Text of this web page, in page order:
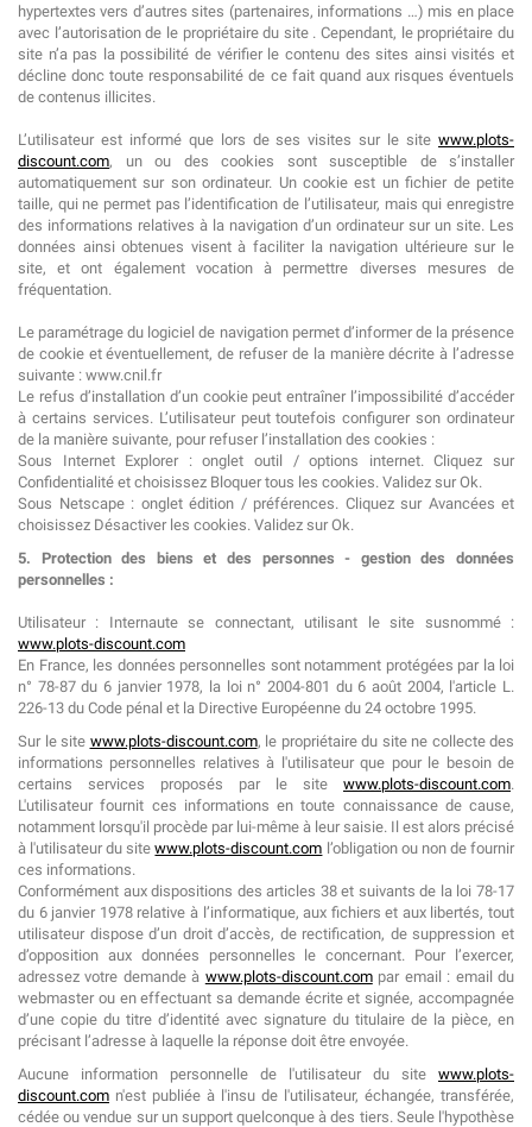
hypertextes vers d’autres sites (partenaires, informations …) mis en place
avec l’autorisation de le propriétaire du site . Cependant, le propriétaire du
site n’a pas la possibilité de vérifier le contenu des sites ainsi visités et
décline donc toute responsabilité de ce fait quand aux risques éventuels
de contenus illicites.
L’utilisateur est informé que lors de ses visites sur le site www.plots-
discount.com, un ou des cookies sont susceptible de s’installer
automatiquement sur son ordinateur. Un cookie est un fichier de petite
taille, qui ne permet pas l’identification de l’utilisateur, mais qui enregistre
des informations relatives à la navigation d’un ordinateur sur un site. Les
données ainsi obtenues visent à faciliter la navigation ultérieure sur le
site, et ont également vocation à permettre diverses mesures de
fréquentation.
Le paramétrage du logiciel de navigation permet d’informer de la présence
de cookie et éventuellement, de refuser de la manière décrite à l’adresse
suivante : www.cnil.fr
Le refus d’installation d’un cookie peut entraîner l’impossibilité d’accéder
à certains services. L’utilisateur peut toutefois configurer son ordinateur
de la manière suivante, pour refuser l’installation des cookies :
Sous Internet Explorer : onglet outil / options internet. Cliquez sur
Confidentialité et choisissez Bloquer tous les cookies. Validez sur Ok.
Sous Netscape : onglet édition / préférences. Cliquez sur Avancées et
choisissez Désactiver les cookies. Validez sur Ok.
5. Protection des biens et des personnes - gestion des données
personnelles :
Utilisateur : Internaute se connectant, utilisant le site susnommé :
www.plots-discount.com
En France, les données personnelles sont notamment protégées par la loi
n° 78-87 du 6 janvier 1978, la loi n° 2004-801 du 6 août 2004, l'article L.
226-13 du Code pénal et la Directive Européenne du 24 octobre 1995.
Sur le site www.plots-discount.com, le propriétaire du site ne collecte des
informations personnelles relatives à l'utilisateur que pour le besoin de
certains services proposés par le site www.plots-discount.com.
L'utilisateur fournit ces informations en toute connaissance de cause,
notamment lorsqu'il procède par lui-même à leur saisie. Il est alors précisé
à l'utilisateur du sitewww.plots-discount.com l’obligation ou non de fournir
ces informations.
Conformément aux dispositions des articles 38 et suivants de la loi 78-17
du 6 janvier 1978 relative à l’informatique, aux fichiers et aux libertés, tout
utilisateur dispose d’un droit d’accès, de rectification, de suppression et
d’opposition aux données personnelles le concernant. Pour l’exercer,
adressez votre demande à www.plots-discount.compar email : email du
webmaster ou en effectuant sa demande écrite et signée, accompagnée
d’une copie du titre d’identité avec signature du titulaire de la pièce, en
précisant l’adresse à laquelle la réponse doit être envoyée.
Aucune information personnelle de l'utilisateur du site www.plots-
discount.com n'est publiée à l'insu de l'utilisateur, échangée, transférée,
cédée ou vendue sur un support quelconque à des tiers. Seule l'hypothèse